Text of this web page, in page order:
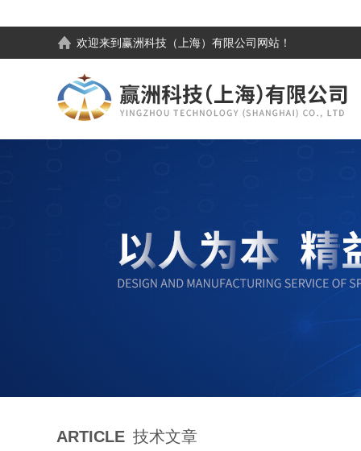
欢迎来到 赢洲科技（上海）有限公司 网站！
ARTICLE 技术文章